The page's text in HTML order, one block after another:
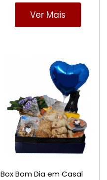
Ver Mais
Box Bom Dia em Casal